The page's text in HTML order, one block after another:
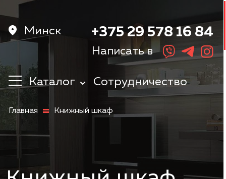
Минск
Каталог
Корпусная
Шкафы
Сотрудничество
+375 29 578 16 84
Написать в
Главная Книжный шкаф